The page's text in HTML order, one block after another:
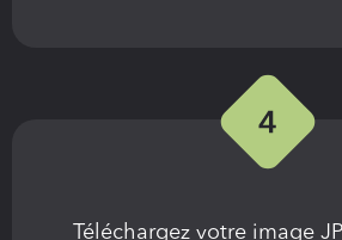
Téléchargez votre image